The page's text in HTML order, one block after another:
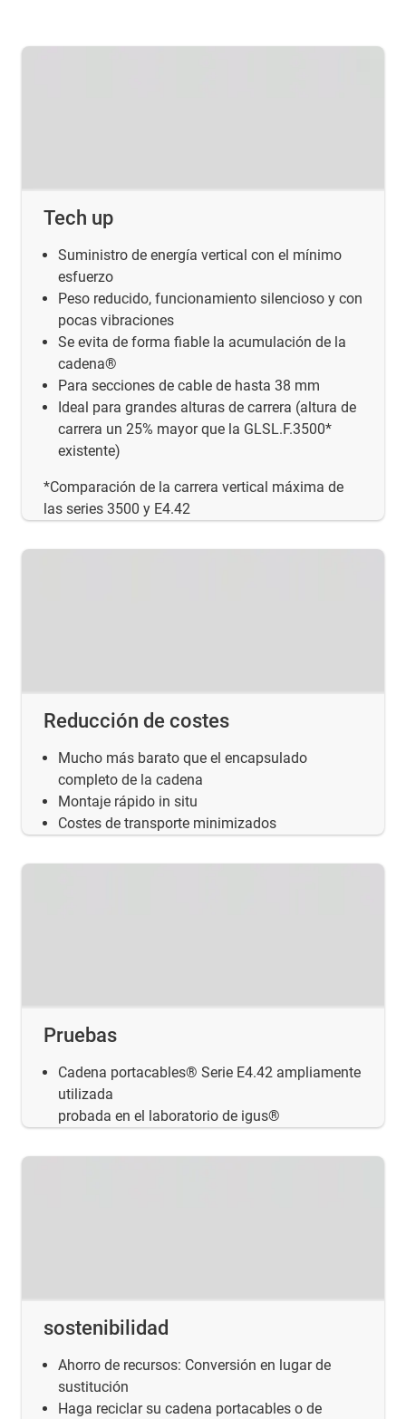
Tech up
Suministro de energía vertical con el mínimo
esfuerzo
Peso reducido, funcionamiento silencioso y con
pocas vibraciones
Se evita de forma fiable la acumulación de la
cadena®
Para secciones de cable de hasta 38 mm
Ideal para grandes alturas de carrera (altura de
carrera un 25% mayor que la GLSL.F.3500*
existente)
*Comparación de la carrera vertical máxima de
las series 3500 y E4.42
Reducción de costes
Mucho más barato que el encapsulado
completo de la cadena
Montaje rápido in situ
Costes de transporte minimizados
Pruebas
Cadena portacables® Serie E4.42 ampliamente
utilizada
probada en el laboratorio de igus®
sostenibilidad
Ahorro de recursos: Conversión en lugar de
sustitución
Haga reciclar su cadena portacables o de